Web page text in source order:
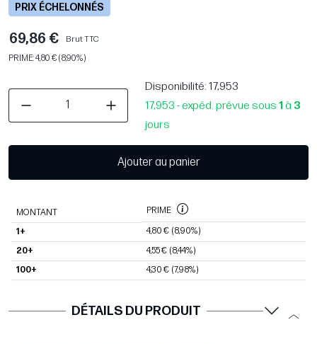
PRIX ÉCHELONNÉS
69,86 €
Brut TTC
PRIME: 4,80 € (8,90%)
Disponibilité: 17,953
17,953 - expéd. prévue sous 1à 3
jours
Ajouter au panier
MONTANT PRIME
1+ 4,80 € (8,90%)
20+
4,55 € (8,44%)
100+
4,30 € (7,98%)
DÉTAILS DU PRODUIT